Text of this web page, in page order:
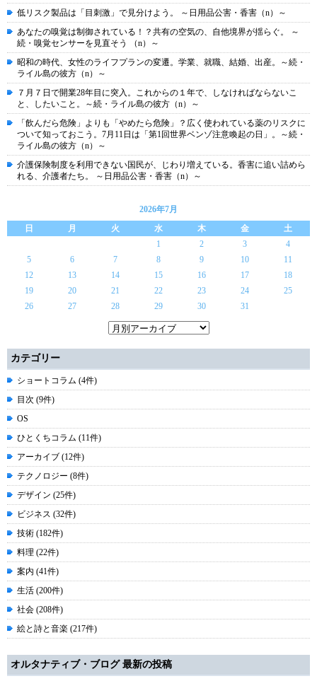
低リスク製品は「目刺激」で見分けよう。 ～日用品公害・香害（n）～
あなたの嗅覚は制御されている！？共有の空気の、自他境界が揺らぐ。 ～
続・嗅覚センサーを見直そう （n）～
昭和の時代、女性のライフプランの変遷。学業、就職、結婚、出産。～続・
ライル島の彼方（n）～
７月７日で開業28年目に突入。これからの１年で、しなければならないこ
と、したいこと。～続・ライル島の彼方（n）～
「飲んだら危険」よりも「やめたら危険」？広く使われている薬のリスクに
ついて知っておこう。7月11日は「第1回世界ベンゾ注意喚起の日」。～続・
ライル島の彼方（n）～
介護保険制度を利用できない国民が、じわり増えている。香害に追い詰めら
れる、介護者たち。 ～日用品公害・香害（n）～
2026年7月
日
月 火 水 木 金
土
1
2 3
4
5
6 7 8 9 10
11
12
13 14 15 16 17
18
19
20 21 22 23 24
25
26
27 28 29 30 31
カテゴリー
ショートコラム (4件)
目次 (9件)
OS
ひとくちコラム (11件)
アーカイブ (12件)
テクノロジー (8件)
デザイン (25件)
ビジネス (32件)
技術 (182件)
料理 (22件)
案内 (41件)
生活 (200件)
社会 (208件)
絵と詩と音楽 (217件)
オルタナティブ・ブログ 最新の投稿